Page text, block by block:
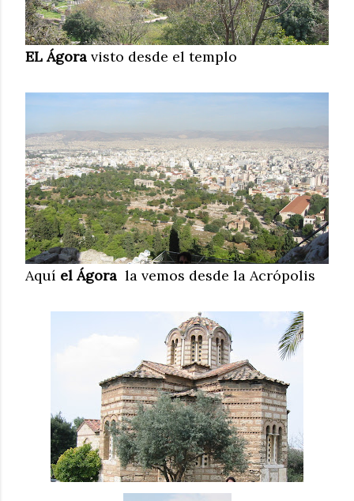
EL Ágora visto desde el templo
Aquí el Ágora la vemos desde la Acrópolis